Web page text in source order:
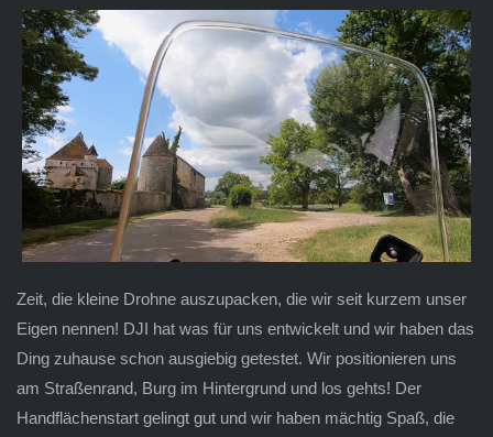
Zeit, die kleine Drohne auszupacken, die wir seit kurzem unser
Eigen nennen! DJI hat was für uns entwickelt und wir haben das
Ding zuhause schon ausgiebig getestet. Wir positionieren uns
am Straßenrand, Burg im Hintergrund und los gehts! Der
Handflächenstart gelingt gut und wir haben mächtig Spaß, die